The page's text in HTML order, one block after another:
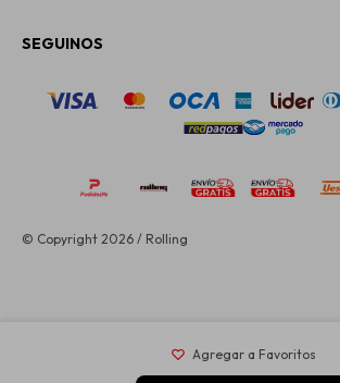
SEGUINOS
© Copyright 2026 / Rolling